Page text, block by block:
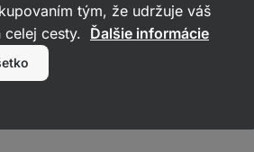
chuti k aktivite, chýbajúci pocit
života.
tým, že udržuje váš
celej cesty. Ďalšie informácie